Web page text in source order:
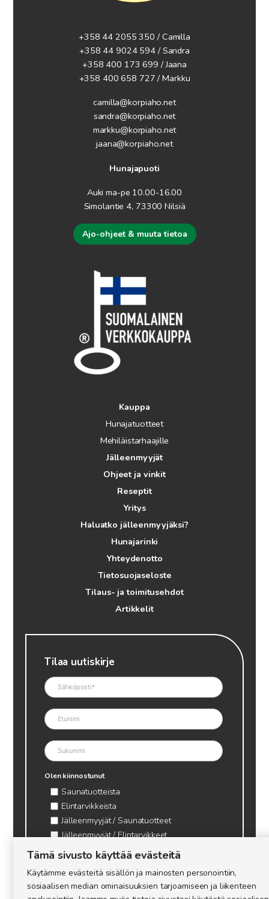
+358 44 2055 350 / Camilla
+358 44 9024 594 / Sandra
+358 400 173 699 / Jaana
+358 400 658 727 / Markku
camilla@korpiaho.net
sandra@korpiaho.net
markku@korpiaho.net
jaana@korpiaho.net
Hunajapuoti
Auki ma-pe 10.00-16.00
Simolantie 4, 73300 Nilsiä
Ajo-ohjeet & muuta tietoa
Kauppa
Hunajatuotteet
Mehiläistarhaajille
Jälleenmyyjät
Ohjeet ja vinkit
Reseptit
Yritys
Haluatko jälleenmyyjäksi?
Hunajarinki
Yhteydenotto
Tietosuojaseloste
Tilaus- ja toimitusehdot
Artikkelit
Tilaa uutiskirje
Olen kiinnostunut
Saunatuotteista
Elintarvikkeista
Jälleenmyyjät / Saunatuotteet
Jälleenmyyjät / Elintarvikkeet
Kynttilätarvikkeet & mehiläisvaha
Mehiläistarvikkeet
Ajankohtaista & tietopaketit tarhaajalle
Tämä sivusto käyttää evästeitä
Käytämme evästeitä sisällön ja mainosten personointiin,
sosiaalisen median ominaisuuksien tarjoamiseen ja liikenteen